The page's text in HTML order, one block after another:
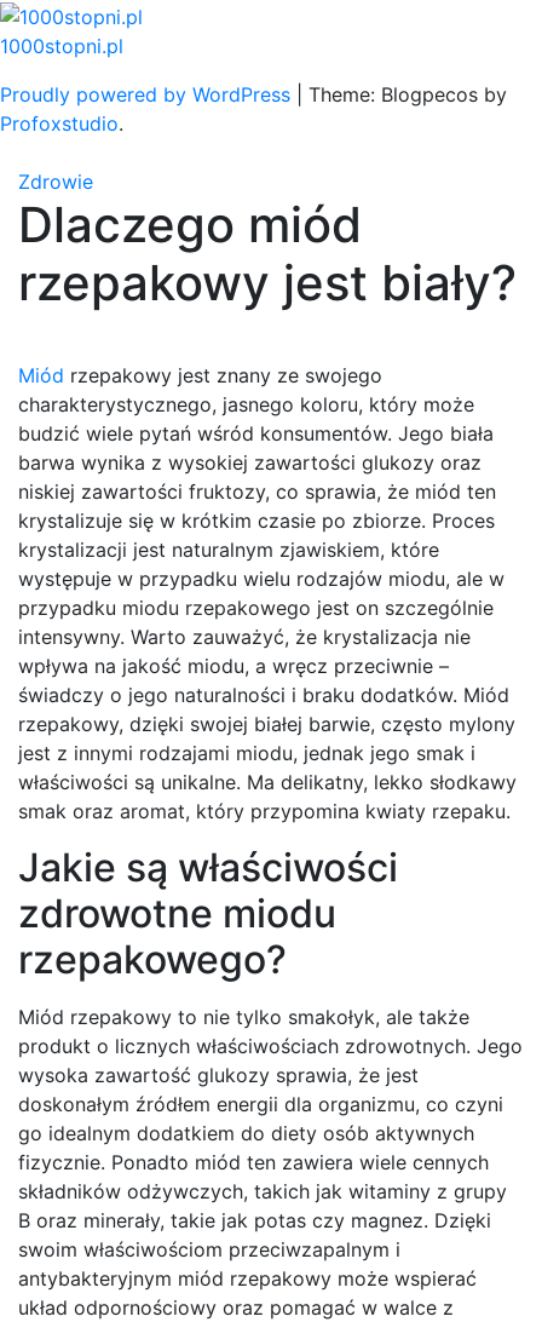
Skip
to
1000stopni.pl
Proudly powered by WordPress
Theme: Blogpecos by
Profoxstudio.
Zdrowie
Dlaczego miód
rzepakowy jest biały?
Miód rzepakowy jest znany ze swojego
charakterystycznego, jasnego koloru, który może
budzić wiele pytań wśród konsumentów. Jego biała
barwa wynika z wysokiej zawartości glukozy oraz
niskiej zawartości fruktozy, co sprawia, że miód ten
krystalizuje się w krótkim czasie po zbiorze. Proces
krystalizacji jest naturalnym zjawiskiem, które
występuje w przypadku wielu rodzajów miodu, ale w
przypadku miodu rzepakowego jest on szczególnie
intensywny. Warto zauważyć, że krystalizacja nie
wpływa na jakość miodu, a wręcz przeciwnie –
świadczy o jego naturalności i braku dodatków. Miód
rzepakowy, dzięki swojej białej barwie, często mylony
jest z innymi rodzajami miodu, jednak jego smak i
właściwości są unikalne. Ma delikatny, lekko słodkawy
smak oraz aromat, który przypomina kwiaty rzepaku.
Jakie są właściwości
zdrowotne miodu
rzepakowego?
Miód rzepakowy to nie tylko smakołyk, ale także
produkt o licznych właściwościach zdrowotnych. Jego
wysoka zawartość glukozy sprawia, że jest
doskonałym źródłem energii dla organizmu, co czyni
go idealnym dodatkiem do diety osób aktywnych
fizycznie. Ponadto miód ten zawiera wiele cennych
składników odżywczych, takich jak witaminy z grupy
B oraz minerały, takie jak potas czy magnez. Dzięki
swoim właściwościom przeciwzapalnym i
antybakteryjnym miód rzepakowy może wspierać
układ odpornościowy oraz pomagać w walce z